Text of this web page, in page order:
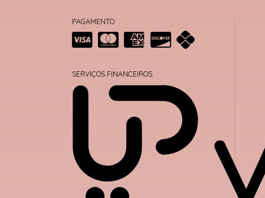
PAGAMENTO
SERVIÇOS FINANCEIROS